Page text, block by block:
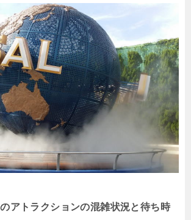
アトラクションの混雑状況と待ち時